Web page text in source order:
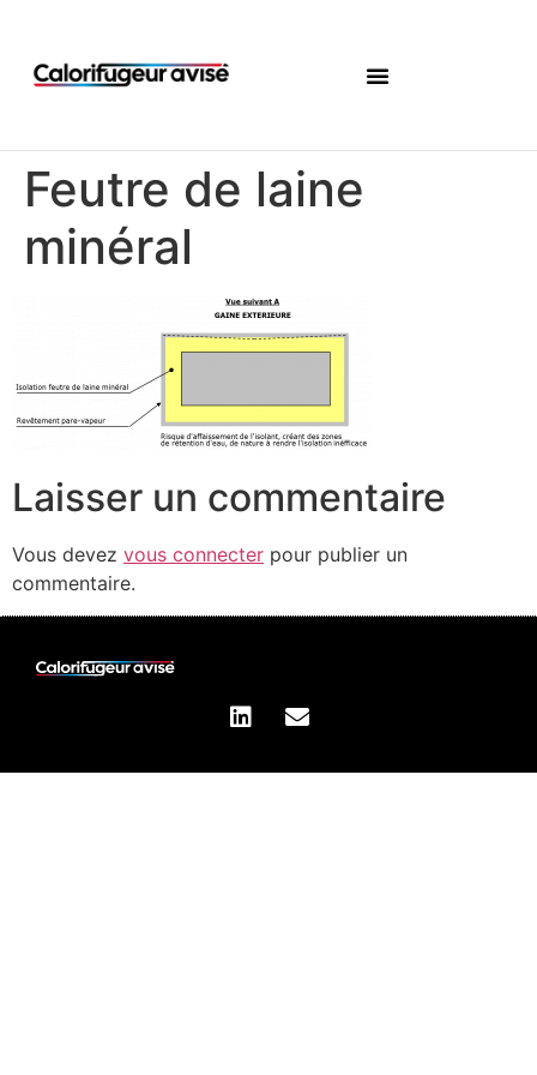
Feutre de laine
minéral
Laisser un commentaire
Vous devez vous connecter pour publier un
commentaire.